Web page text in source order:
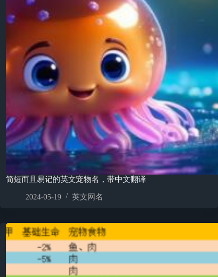
简短而且易记的英文宠物名，带中文翻译
2024-05-19 英文网名